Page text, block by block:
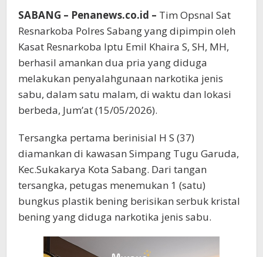
SABANG – Penanews.co.id – Tim Opsnal Sat
Resnarkoba Polres Sabang yang dipimpin oleh
Kasat Resnarkoba Iptu Emil Khaira S, SH, MH,
berhasil amankan dua pria yang diduga
melakukan penyalahgunaan narkotika jenis
sabu, dalam satu malam, di waktu dan lokasi
berbeda, Jum’at (15/05/2026).
Tersangka pertama berinisial H S (37)
diamankan di kawasan Simpang Tugu Garuda,
Kec.Sukakarya Kota Sabang. Dari tangan
tersangka, petugas menemukan 1 (satu)
bungkus plastik bening berisikan serbuk kristal
bening yang diduga narkotika jenis sabu.